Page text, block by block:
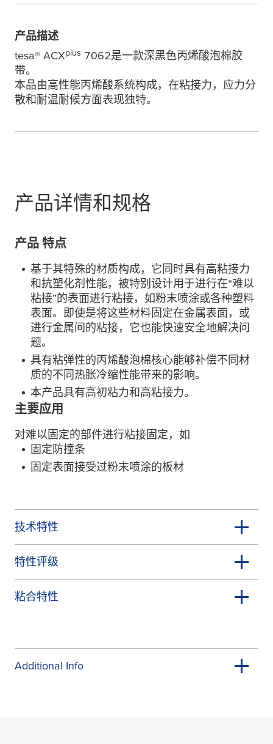
产品描述
tesa® ACXplus 7062是一款深黑色丙烯酸泡棉胶
带。
本品由高性能丙烯酸系统构成，在粘接力，应力分
散和耐温耐候方面表现独特。
产品详情和规格
产品 特点
基于其特殊的材质构成，它同时具有高粘接力
和抗塑化剂性能，被特别设计用于进行在“难以
粘接”的表面进行粘接，如粉末喷涂或各种塑料
表面。即使是将这些材料固定在金属表面，或
进行金属间的粘接，它也能快速安全地解决问
题。
具有粘弹性的丙烯酸泡棉核心能够补偿不同材
质的不同热胀冷缩性能带来的影响。
本产品具有高初粘力和高粘接力。
主要应用
对难以固定的部件进行粘接固定，如
固定防撞条
固定表面接受过粉末喷涂的板材
技术特性
特性评级
粘合特性
Additional Info